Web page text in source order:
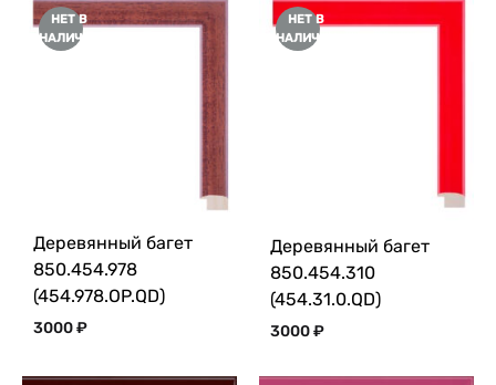
НЕТ В
НАЛИЧИИ
Деревянный багет
850.454.978
(454.978.OP.QD)
3000₽
НЕТ В
НАЛИЧИИ
Деревянный багет
850.454.310
(454.31.0.QD)
3000₽